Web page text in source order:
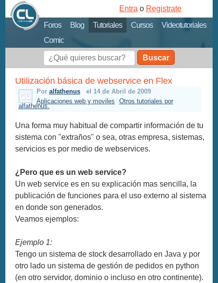
Foros Blog Tutoriales Cursos
Videotutoriales
Comic
Entra o Registrate
Buscar
Utilización básica de webservice en Flex
Por alfathenus
el 14 de Abril de 2009
Aplicaciones web y moviles
Otros tutoriales por
alfathenus.
Una forma muy habitual de compartir información de tu
sistema con "extraños" o sea, otras empresa, sistemas,
servicios es por medio de webservices.
¿Pero que es un web service?
Un web service es en su explicación mas sencilla, la
publicación de funciones para el uso externo al sistema
en donde son generados.
Veamos ejemplos:
Ejemplo 1:
Tengo un sistema de stock desarrollado en Java y por
otro lado un sistema de gestión de pedidos en python
(en otro servidor, dominio o incluso en otro continente).